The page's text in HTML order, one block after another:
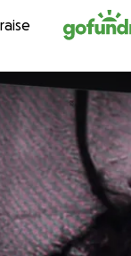
Skip to content